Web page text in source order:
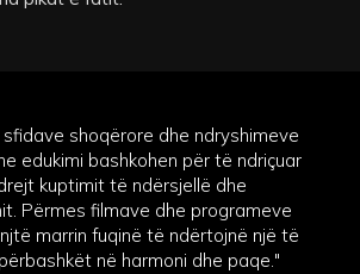
shoqërore dhe ndryshimeve
edukimi bashkohen për të ndriçuar
kuptimit të ndërsjellë dhe
Përmes filmave dhe programeve
marrin fuqinë të ndërtojnë një të
në harmoni dhe paqe."